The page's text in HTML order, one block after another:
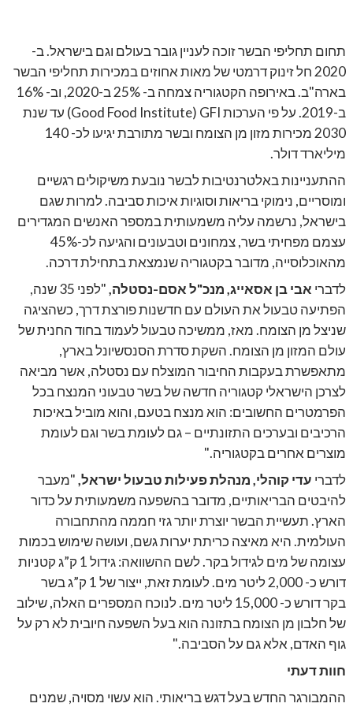
תחום תחליפי הבשר זוכה לעניין גובר בעולם וגם בישראל. ב-
2020 חל זינוק דרמטי של מאות אחוזים במכירות תחליפי הבשר
בארה"ב. באירופה הקטגוריה צמחה ב- 25% ב-2020, וב- 16%
ב-2019. על פי הערכות
GFI
(
Good Food Institute) עד שנת
2030 מכירות מזון מן הצומח ובשר מתורבת יגיעו לכ- 140
מיליארד דולר.
ההתעניינות באלטרנטיבות לבשר נובעת משיקולים רגשיים
ומוסריים, נימוקי בריאות וסוגיות איכות סביבה. למרות שגם
בישראל, נרשמה עליה משמעותית במספר האנשים המגדירים
עצמם מפחיתי בשר, צמחונים וטבעונים והגיעה לכ-45%
מהאוכלוסייה, מדובר בקטגוריה שנמצאת בתחילת דרכה.
לדברי אבי בן אסאייג, מנכ"ל אסם-נסטלה,
"לפני 35 שנה,
הפתיעה טבעול את העולם עם חדשנות פורצת דרך, כשהציגה
שניצל מן הצומח. מאז, ממשיכה טבעול לעמוד בחוד החנית של
עולם המזון מן הצומח. השקת סדרת הסנסשיונלבארץ,
מתאפשרת בעקבות החיבור המוצלח עם נסטלה, אשר מביאה
לצרכן הישראלי קטגוריה חדשה של בשר טבעוני המנצח בכל
הפרמטרים החשובים: הוא מנצח בטעם, והוא מוביל באיכות
הרכיבים ובערכים התזונתיים – גם לעומת בשר וגם לעומת
מוצרים אחרים בקטגוריה."
לדברי עדי קוהלי, מנהלת פעילות טבעול ישראל,"מעבר
להיבטים הבריאותיים, מדובר בהשפעה משמעותית על כדור
הארץ. תעשיית הבשר יוצרת יותר גזי חממה מהתחבורה
העולמית. היא מאיצה כריתת יערות גשם, ועושה שימוש בכמות
עצומה של מים לגידול בקר. לשם ההשוואה: גידול 1 ק”ג קטניות
דורש כ- 2,000 ליטר מים. לעומת זאת, ייצור של 1 ק”ג בשר
בקר דורש כ- 15,000 ליטר מים. לנוכח המספרים האלה, שילוב
של חלבון מן הצומח בתזונה הוא בעל השפעה חיובית לא רק על
גוף האדם, אלא גם על הסביבה."
חוות דעתי
ההמבורגר החדש בעל דגש בריאותי. הוא עשוי מסויה, שמנים